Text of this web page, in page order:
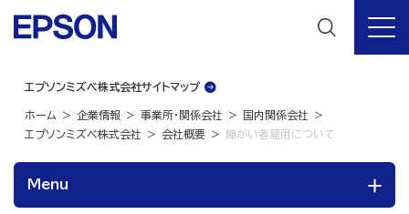
エプソンミズベ株式会社サイトマップ
ホーム 企業情報 事業所・関係会社
国内関係会社
エプソンミズベ株式会社
会社概要 障がい者雇用について
Menu